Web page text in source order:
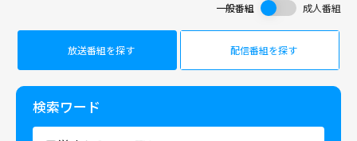
一般番組 成人番組
放送番組を探す 配信番組を探す
検索ワード